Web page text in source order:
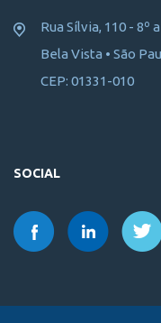
Rua Sílvia, 110 - 8º
Bela Vista • São
CEP: 01331-010
SOCIAL